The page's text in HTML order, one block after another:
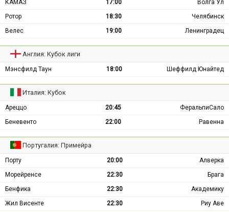
КАМАЗ
17:00
Волга Ул
Ротор
18:30
Челябинск
Велес
19:00 Ленинградец
Англия: Кубок лиги
Мэнсфилд Таун 18:00 Шеффилд Юнайтед
Италия: Кубок
Ареццо 20:45
ФеральпиСало
Беневенто
22:00 Равенна
Португалия: Примейра
Порту 20:00
Алверка
Морейренсе
22:30
Брага
Бенфика
22:30
Академику
Жил Висенте
22:30 Риу Аве